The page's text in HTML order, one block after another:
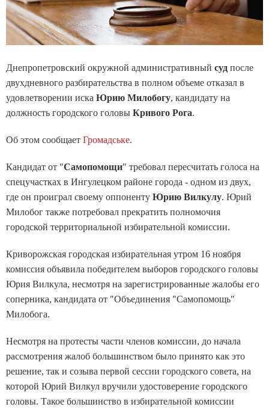
Днепропетровский окружной административный суд после
двухдневного разбирательства в полном объеме отказал в
удовлетворении иска Юрию Милобогу, кандидату на
должность городского головы Кривого Рога.
Об этом сообщает Громадське.
Кандидат от "Самопомощи" требовал пересчитать голоса на
спецучастках в Ингулецком районе города - одном из двух,
где он проиграл своему оппоненту Юрию Вилкулу. Юрий
Милобог также потребовал прекратить полномочия
городской территориальной избирательной комиссии.
Криворожская городская избирательная утром 16 ноября
комиссия объявила победителем выборов городского головы
Юрия Вилкула, несмотря на зарегистрированные жалобы его
соперника, кандидата от "Объединения "Самопомощь"
Милобога.
Несмотря на протесты части членов комиссии, до начала
рассмотрения жалоб большинством было принято как это
решение, так и созыва первой сессии городского совета, на
которой Юрий Вилкул вручили удостоверение городского
головы. Такое большинство в избирательной комиссии